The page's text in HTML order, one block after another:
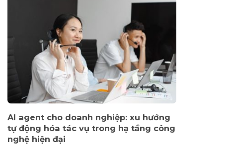
AI agent cho doanh nghiệp: xu hướng
tự động hóa tác vụ trong hạ tầng công
nghệ hiện đại